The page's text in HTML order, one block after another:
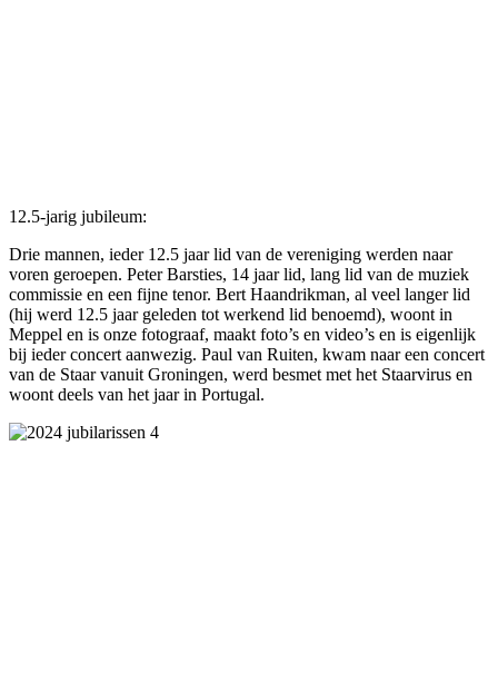
12.5-jarig jubileum:
Drie mannen, ieder 12.5 jaar lid van de vereniging werden naar
voren geroepen. Peter Barsties, 14 jaar lid, lang lid van de muziek
commissie en een fijne tenor. Bert Haandrikman, al veel langer lid
(hij werd 12.5 jaar geleden tot werkend lid benoemd), woont in
Meppel en is onze fotograaf, maakt foto’s en video’s en is eigenlijk
bij ieder concert aanwezig. Paul van Ruiten, kwam naar een concert
van de Staar vanuit Groningen, werd besmet met het Staarvirus en
woont deels van het jaar in Portugal.